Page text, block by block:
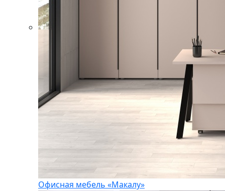
Офисная мебель «Макалу»